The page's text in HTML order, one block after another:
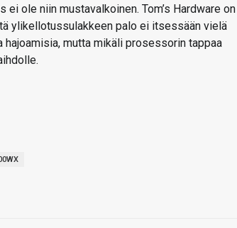
ole niin mustavalkoinen. Tom’s Hardware on
ylikellotussulakkeen palo ei itsessään vielä
mutta mikäli prosessorin tappaa